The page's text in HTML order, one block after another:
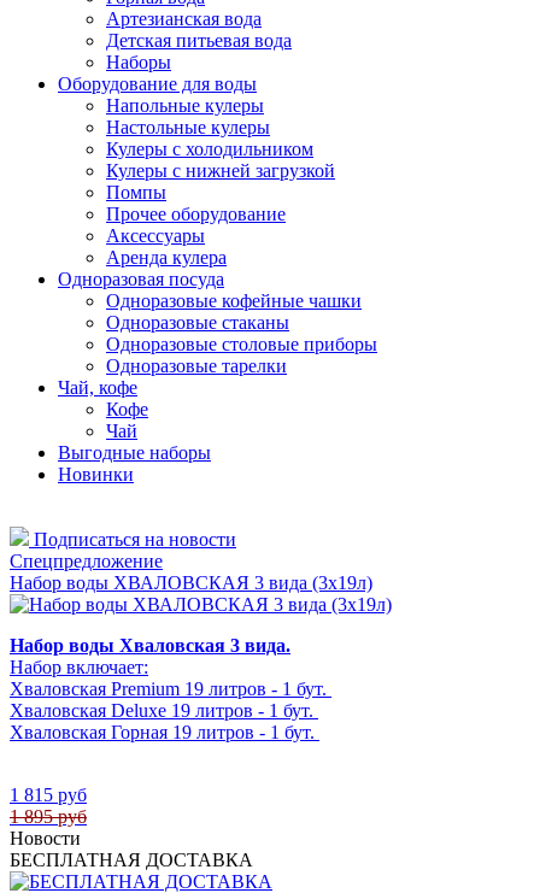
Артезианская вода
Детская питьевая вода
Наборы
Оборудование для воды
Напольные кулеры
Настольные кулеры
Кулеры с холодильником
Кулеры с нижней загрузкой
Помпы
Прочее оборудование
Аксессуары
Аренда кулера
Одноразовая посуда
Одноразовые кофейные чашки
Одноразовые стаканы
Одноразовые столовые приборы
Одноразовые тарелки
Чай, кофе
Кофе
Чай
Выгодные наборы
Новинки
Подписаться на новости
Спецпредложение
Набор воды ХВАЛОВСКАЯ 3 вида (3х19л)
Набор воды Хваловская 3 вида.
Набор включает:
Хваловская Premium 19 литров - 1 бут.
Хваловская Deluxe 19 литров - 1 бут.
Хваловская Горная 19 литров - 1 бут.
1 815 руб
1 895 руб
Новости
БЕСПЛАТНАЯ ДОСТАВКА